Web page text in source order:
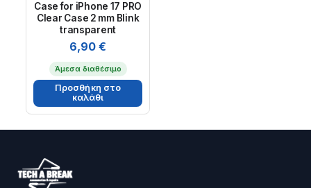
Case for iPhone 17 PRO
Clear Case 2 mm Blink
transparent
6,90€
Άμεσα διαθέσιμο
Προσθήκη στο
καλάθι